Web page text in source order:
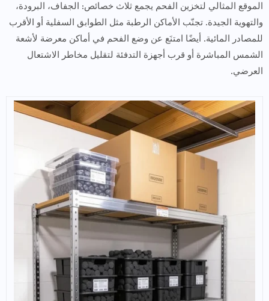
الموقع المثالي لتخزين الفحم يجمع ثلاث خصائص: الجفاف، البرودة،
والتهوية الجيدة. تجنّب الأماكن الرطبة مثل الطوابق السفلية أو الأقرب
للمصادر المائية. أيضًا امتنَع عن وضع الفحم في أماكن معرضة لأشعة
الشمس المباشرة أو قرب أجهزة التدفئة لتقليل مخاطر الاشتعال
العرضي.